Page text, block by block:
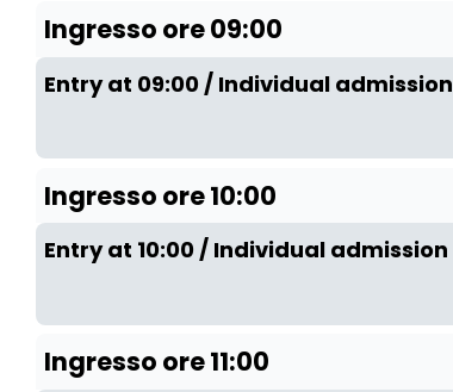
Ingresso ore 09:00
Entry at 09:00 / Individual admission
Ingresso ore 10:00
Entry at 10:00 / Individual admission
Ingresso ore 11:00